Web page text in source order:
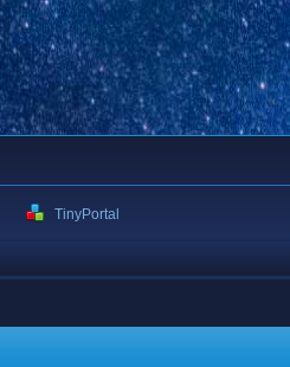
TinyPortal